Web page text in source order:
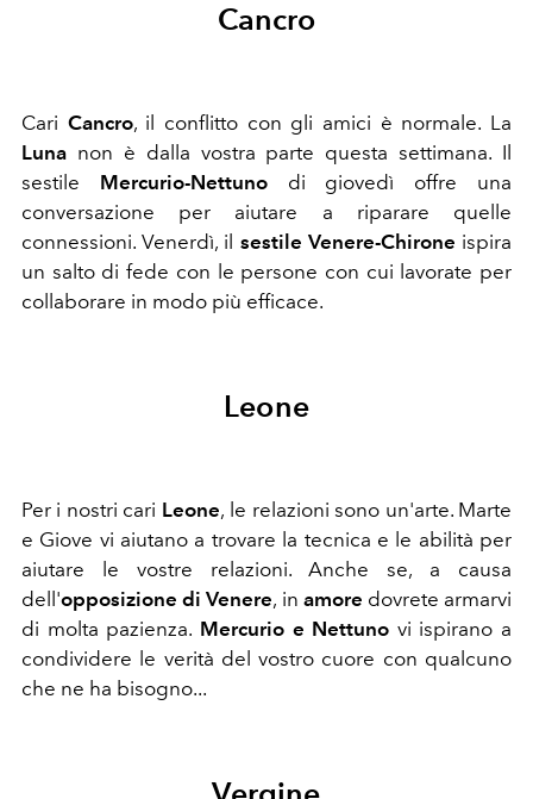
Cancro
Cari Cancro, il conflitto con gli amici è normale. La
Luna non è dalla vostra parte questa settimana. Il
sestile Mercurio-Nettuno di giovedì offre una
conversazione per aiutare a riparare quelle
connessioni. Venerdì, il sestile Venere-Chirone ispira
un salto di fede con le persone con cui lavorate per
collaborare in modo più efficace.
Leone
Per i nostri cari Leone, le relazioni sono un'arte. Marte
e Giove vi aiutano a trovare la tecnica e le abilità per
aiutare le vostre relazioni. Anche se, a causa
dell'opposizione di Venere, in amore dovrete armarvi
di molta pazienza. Mercurio e Nettuno vi ispirano a
condividere le verità del vostro cuore con qualcuno
che ne ha bisogno...